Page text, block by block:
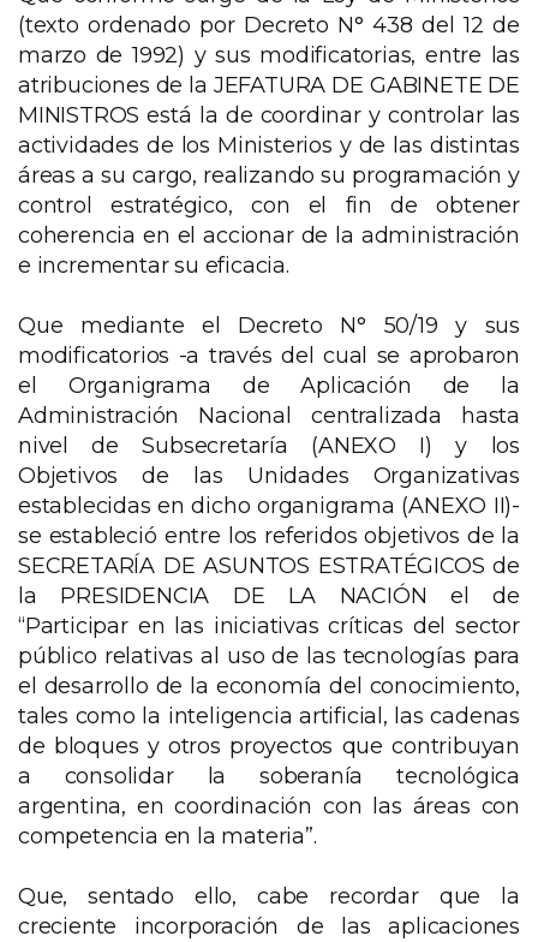
(texto ordenado por Decreto N° 438 del 12 de
marzo de 1992) y sus modificatorias, entre las
atribuciones de la JEFATURA DE GABINETE DE
MINISTROS está la de coordinar y controlar las
actividades de los Ministerios y de las distintas
áreas a su cargo, realizando su programación y
control estratégico, con el fin de obtener
coherencia en el accionar de la administración
e incrementar su eficacia.
Que mediante el Decreto N° 50/19 y sus
modificatorios -a través del cual se aprobaron
el Organigrama de Aplicación de la
Administración Nacional centralizada hasta
nivel de Subsecretaría (ANEXO I) y los
Objetivos de las Unidades Organizativas
establecidas en dicho organigrama (ANEXO II)-
se estableció entre los referidos objetivos de la
SECRETARÍA DE ASUNTOS ESTRATÉGICOS de
la PRESIDENCIA DE LA NACIÓN el de
“Participar en las iniciativas críticas del sector
público relativas al uso de las tecnologías para
el desarrollo de la economía del conocimiento,
tales como la inteligencia artificial, las cadenas
de bloques y otros proyectos que contribuyan
a consolidar la soberanía tecnológica
argentina, en coordinación con las áreas con
competencia en la materia”.
Que, sentado ello, cabe recordar que la
creciente incorporación de las aplicaciones